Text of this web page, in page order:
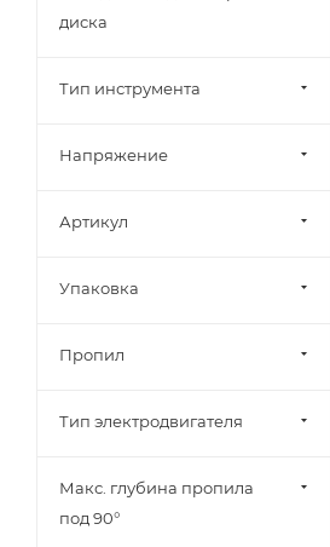
диска
Тип инструмента
Напряжение
Артикул
Упаковка
Пропил
Тип электродвигателя
Макс. глубина пропила
под 90°